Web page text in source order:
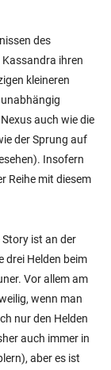
des
ihren
kleineren
auch wie die
der Sprung auf
Insofern
Reihe mit diesem
ist an der
drei Helden beim
Vor allem am
wenn man
nur den Helden
auch immer in
aber es ist